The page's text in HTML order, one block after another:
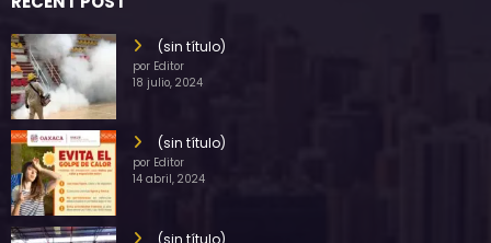
(sin título)
por Editor
18 julio, 2024
(sin título)
por Editor
14 abril, 2024
(sin título)